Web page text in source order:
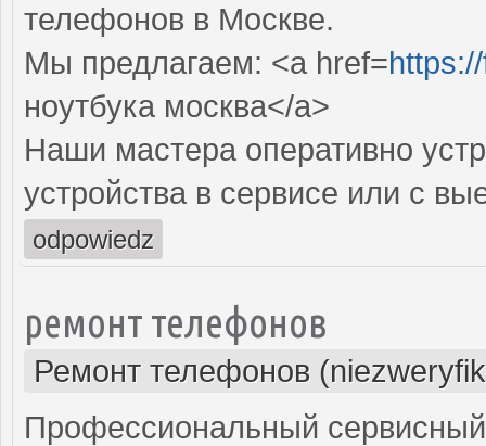
телефонов в Москве.
Мы предлагаем: <a href=
ноутбука москва</a>
Наши мастера оперативно
устройства в сервисе или с
odpowiedz
ремонт телефонов
Ремонт телефонов
Профессиональный